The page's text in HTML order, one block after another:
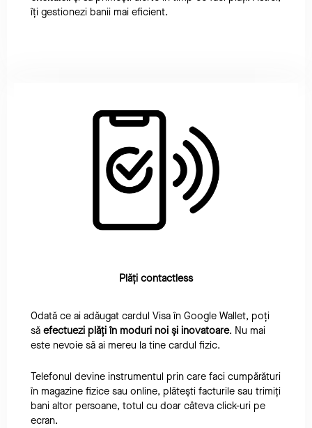
îți gestionezi banii mai eficient.
Plăți contactless
Odată ce ai adăugat cardul Visa în Google Wallet, poți
să efectuezi plăți în moduri noi și inovatoare. Nu mai
este nevoie să ai mereu la tine cardul fizic.
Telefonul devine instrumentul prin care faci cumpărături
în magazine fizice sau online, plătești facturile sau trimiți
bani altor persoane, totul cu doar câteva click-uri pe
ecran.